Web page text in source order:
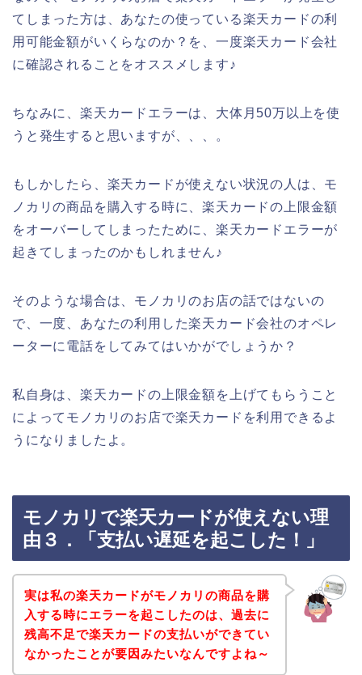
てしまった方は、あなたの使っている楽天カードの利
用可能金額がいくらなのか？を、一度楽天カード会社
に確認されることをオススメします♪
ちなみに、楽天カードエラーは、大体月50万以上を使
うと発生すると思いますが、、、。
もしかしたら、楽天カードが使えない状況の人は、モ
ノカリの商品を購入する時に、楽天カードの上限金額
をオーバーしてしまったために、楽天カードエラーが
起きてしまったのかもしれません♪
そのような場合は、モノカリのお店の話ではないの
で、一度、あなたの利用した楽天カード会社のオペレ
ーターに電話をしてみてはいかがでしょうか？
私自身は、楽天カードの上限金額を上げてもらうこと
によってモノカリのお店で楽天カードを利用できるよ
うになりましたよ。
モノカリで楽天カードが使えない理
由３．「支払い遅延を起こした！」
実は私の楽天カードがモノカリの商品を購
入する時にエラーを起こしたのは、過去に
残高不足で楽天カードの支払いができてい
なかったことが要因みたいなんですよね～